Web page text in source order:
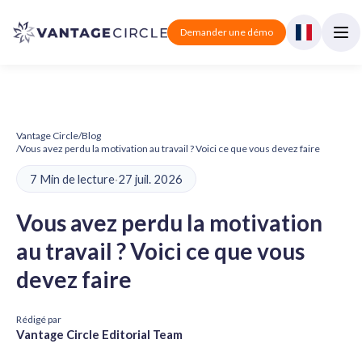
Demander une démo
Vantage Circle/Blog
/Vous avez perdu la motivation au travail ? Voici ce que vous devez faire
7 Min de lecture·27 juil. 2026
Vous avez perdu la motivation
au travail ? Voici ce que vous
devez faire
Rédigé par
Vantage Circle Editorial Team